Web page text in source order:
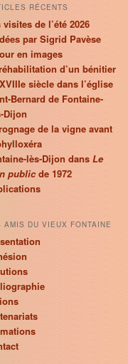
RÉCENTS
visites de l’été 2026
par Sigrid Pavèse
en images
d’un bénitier
siècle dans l’église
Bernard de Fontaine-
Dijon
de la vigne avant
lès-Dijon dans Le
publicde 1972
AMIS DU VIEUX FONTAINE